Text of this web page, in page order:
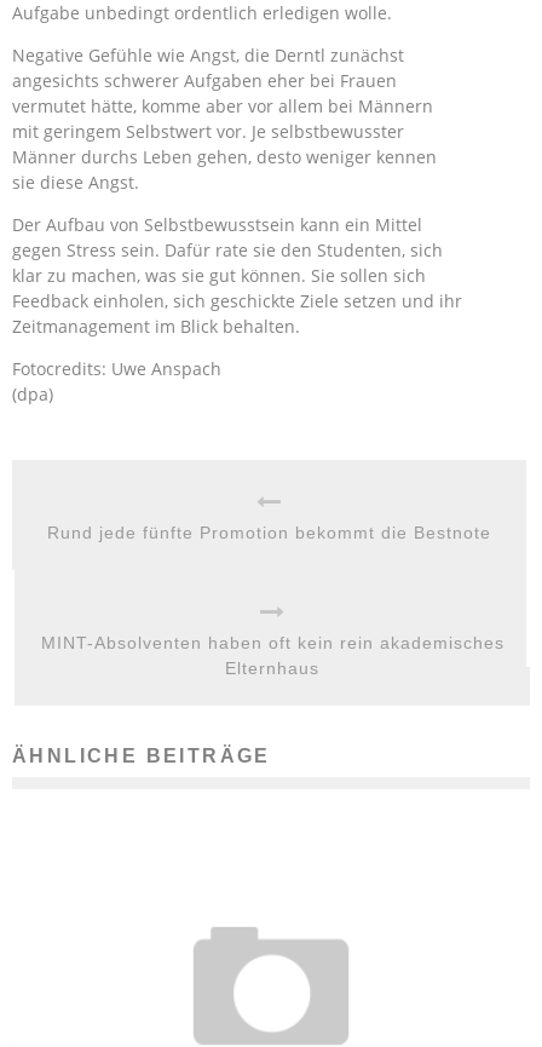
Aufgabe unbedingt ordentlich erledigen wolle.
Negative Gefühle wie Angst, die Derntl zunächst
angesichts schwerer Aufgaben eher bei Frauen
vermutet hätte, komme aber vor allem bei Männern
mit geringem Selbstwert vor. Je selbstbewusster
Männer durchs Leben gehen, desto weniger kennen
sie diese Angst.
Der Aufbau von Selbstbewusstsein kann ein Mittel
gegen Stress sein. Dafür rate sie den Studenten, sich
klar zu machen, was sie gut können. Sie sollen sich
Feedback einholen, sich geschickte Ziele setzen und ihr
Zeitmanagement im Blick behalten.
Fotocredits: Uwe Anspach
(dpa)
Rund jede fünfte Promotion bekommt die Bestnote
MINT-Absolventen haben oft kein rein akademisches
Elternhaus
ÄHNLICHE BEITRÄGE